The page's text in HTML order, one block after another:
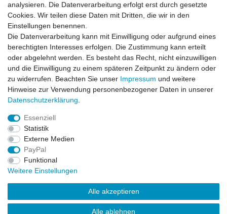
Style = MIRIAM
Fabric = G5530
Wash = GU000
Colour = VC80
003356-26 ( W26 / L34 ) - E-3755
Versandinformationen
Impressum
Vertrag widerrufen
analysieren. Die Datenverarbeitung erfolgt erst durch gesetzte
Cookies. Wir teilen diese Daten mit Dritten, die wir in den
Einstellungen benennen.
Die Datenverarbeitung kann mit Einwilligung oder aufgrund eines
berechtigten Interesses erfolgen. Die Zustimmung kann erteilt
oder abgelehnt werden. Es besteht das Recht, nicht einzuwilligen
und die Einwilligung zu einem späteren Zeitpunkt zu ändern oder
zu widerrufen. Beachten Sie unser Impressum und weitere
Hinweise zur Verwendung personenbezogener Daten in unserer
Daten­schutz­erklärung
Essenziell
Statistik
Externe Medien
PayPal
Funktional
Weitere Einstellungen
Alle akzeptieren
Alle ablehnen